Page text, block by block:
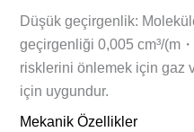
Düşük geçirgenlik:
geçirgenliği 0,005 cm³/(m・
risklerini önlemek için gaz
için uygundur.
Mekanik Özellikler